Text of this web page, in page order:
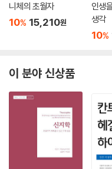
실천이성이나 타자에 대한 합
학의 기본 명제를 빌려서 말하
어들이 ‘심장(마음)’이라는
세상 그 무엇보다 사랑하는
세대에게 무엇을 남겨줄까요
로운 문제, 정말 유일하게 새
문제를 처음으로 고려하고 나
대혁명 이후로 유일하게 새로
를 이해하고 가장 중요한 결
다.
사랑 혁명은 비록 처음에 사
관계만을 중시하려는 영역,
했는지 보여주려 합니다. 그
바꾸어놓을 터였지요. 새로운
집단생활의 구성 요소 속에
예술과 교육 분야에까지 미치
_「2장 새로운 시대의 태동기
니체의 초월자
10% 15,210원
인생
생각
10%
이 분야 신상품